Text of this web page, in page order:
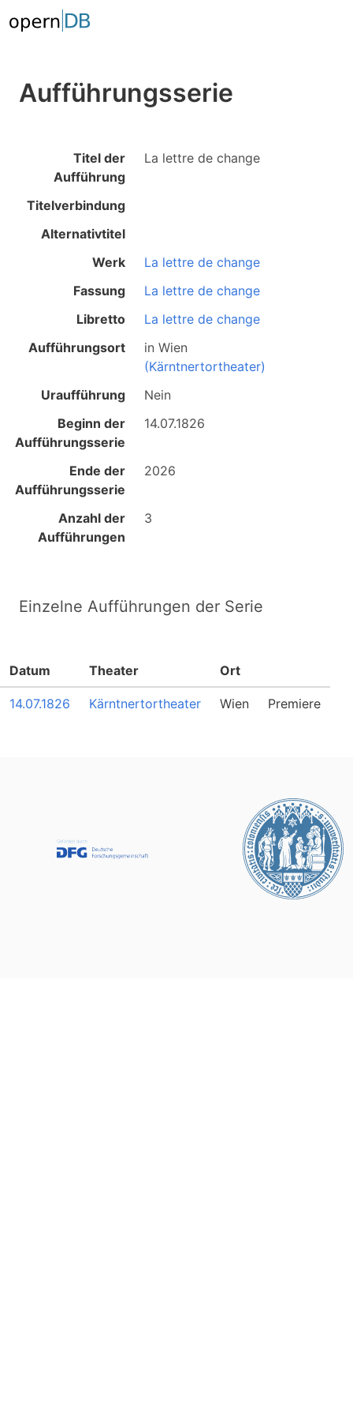
Aufführungsserie
Titel der
Aufführung
La lettre de change
Titelverbindung
Alternativtitel
Werk
La lettre de change
Fassung
La lettre de change
Libretto
La lettre de change
Aufführungsort
inWien
(Kärntnertortheater)
Uraufführung
Nein
Beginn der
Aufführungsserie
14.07.1826
Ende der
Aufführungsserie
2026
Anzahl der
Aufführungen
3
Einzelne Aufführungen der Serie
Datum Theater Ort
14.07.1826 Kärntnertortheater Wien Premiere